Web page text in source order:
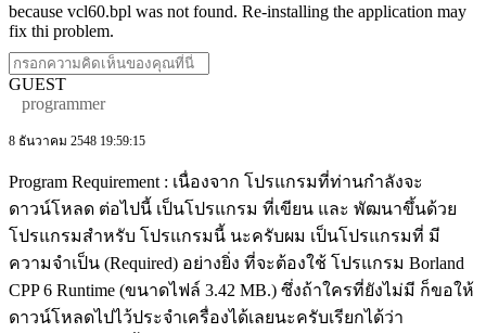
because vcl60.bpl was not found. Re-installing the application may
fix thi problem.
GUEST
programmer
8 ธันวาคม 2548 19:59:15
Program Requirement : เนื่องจาก โปรแกรมที่ท่านกำลังจะ
ดาวน์โหลด ต่อไปนี้ เป็นโปรแกรม ที่เขียน และ พัฒนาขึ้นด้วย
โปรแกรมสำหรับ โปรแกรมนี้ นะครับผม เป็นโปรแกรมที่ มี
ความจำเป็น (Required) อย่างยิ่ง ที่จะต้องใช้ โปรแกรม Borland
CPP 6 Runtime (ขนาดไฟล์ 3.42 MB.) ซึ่งถ้าใครที่ยังไม่มี ก็ขอให้
ดาวน์โหลดไปไว้ประจำเครื่องได้เลยนะครับเรียกได้ว่า